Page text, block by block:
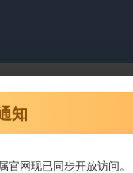
知
网现已同步开放访问。